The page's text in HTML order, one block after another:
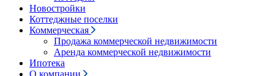
Новостройки
Коттеджные поселки
Коммерческая
Продажа коммерческой недвижимости
Аренда коммерческой недвижимости
Ипотека
О компании